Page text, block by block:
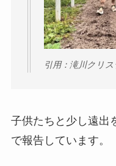
引用：滝川クリ
子供たちと少し遠出
で報告しています。